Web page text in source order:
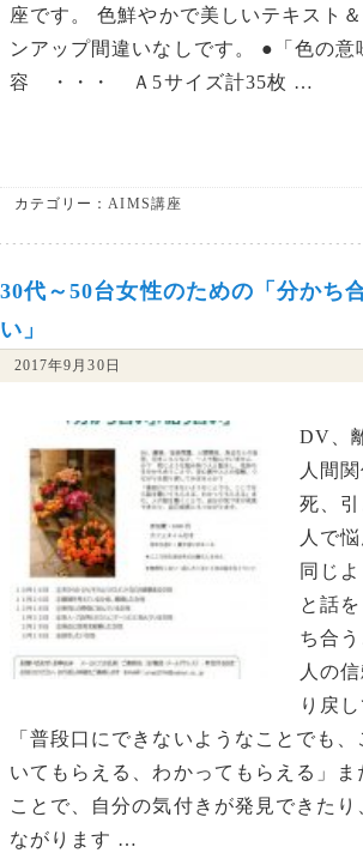
座です。 色鮮やかで美しいテキスト
ンアップ間違いなしです。 ●「色の意
容 ・・・ Ａ5サイズ計35枚 …
カテゴリー：AIMS講座
30代～50台女性のための「分かち
い」
2017年9月30日
DV、
人間
死、
人で
同じ
と話
ち合
人の
り戻
「普段口にできないようなことでも
いてもらえる、わかってもらえる」ま
ことで、自分の気付きが発見できた
ながります …